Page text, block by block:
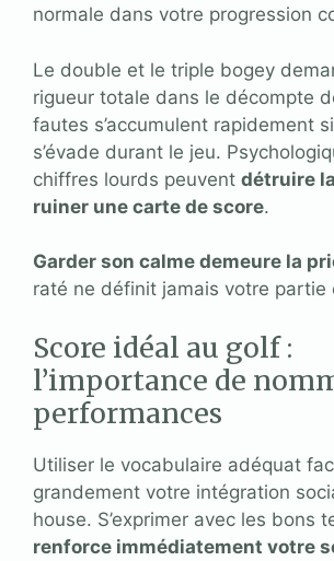
normale dans votre progression
Le double et le triple bogey
rigueur totale dans le décompte
fautes s’accumulent rapidement
s’évade durant le jeu.
chiffres lourds peuvent détruire
ruiner une carte de score.
Garder son calme demeure la
raté ne définit jamais votre partie
Score idéal au golf :
l’importance de
performances
Utiliser le vocabulaire adéquat
grandement votre intégration
house. S’exprimer avec les bons
renforce immédiatement votre